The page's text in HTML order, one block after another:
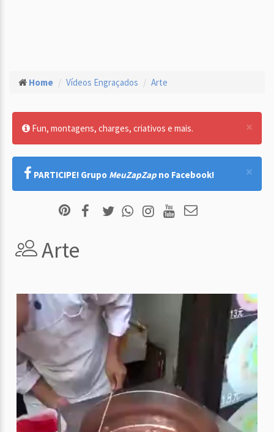
Home Vídeos Engraçados Arte
×
Fun, montagens, charges, criativos e mais.
×
PARTICIPE! Grupo MeuZapZap no Facebook!
Arte